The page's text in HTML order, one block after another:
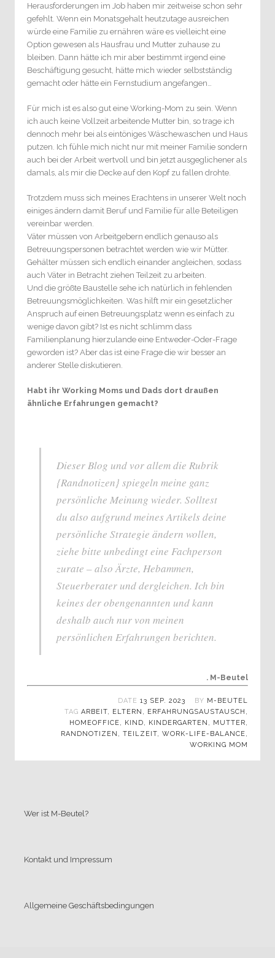
Herausforderungen im Job haben mir zeitweise schon sehr
gefehlt. Wenn ein Monatsgehalt heutzutage ausreichen
würde eine Familie zu ernähren wäre es vielleicht eine
Option gewesen als Hausfrau und Mutter zuhause zu
bleiben. Dann hätte ich mir aber bestimmt irgend eine
Beschäftigung gesucht, hätte mich wieder selbstständig
gemacht oder hätte ein Fernstudium angefangen…
Für mich ist es also gut eine Working-Mom zu sein. Wenn
ich auch keine Vollzeit arbeitende Mutter bin, so trage ich
dennoch mehr bei als eintöniges Wäschewaschen und Haus
putzen. Ich fühle mich nicht nur mit meiner Familie sondern
auch bei der Arbeit wertvoll und bin jetzt ausgeglichener als
damals, als mir die Decke auf den Kopf zu fallen drohte.
Trotzdem muss sich meines Erachtens in unserer Welt noch
einiges ändern damit Beruf und Familie für alle Beteiligen
vereinbar werden.
Väter müssen von Arbeitgebern endlich genauso als
Betreuungspersonen betrachtet werden wie wir Mütter.
Gehälter müssen sich endlich einander angleichen, sodass
auch Väter in Betracht ziehen Teilzeit zu arbeiten.
Und die größte Baustelle sehe ich natürlich in fehlenden
Betreuungsmöglichkeiten. Was hilft mir ein gesetzlicher
Anspruch auf einen Betreuungsplatz wenn es einfach zu
wenige davon gibt? Ist es nicht schlimm dass
Familienplanung hierzulande eine Entweder-Oder-Frage
geworden ist? Aber das ist eine Frage die wir besser an
anderer Stelle diskutieren.
Habt ihr Working Moms und Dads dort draußen
ähnliche Erfahrungen gemacht?
Dieser Blog und vor allem die Rubrik
{Randnotizen} spiegeln meine ganz
persönliche Meinung wieder. Solltest
du also aufgrund meines Artikels deine
persönliche Strategie ändern wollen,
ziehe bitte unbedingt eine Fachperson
zurate – also Ärzte, Hebammen,
Steuerberater und dergleichen. Ich bin
keines der obengenannten und kann
deshalb auch nur von meinen
persönlichen Erfahrungen berichten.
. M-Beutel
DATE 13 SEP. 2023 BY M-BEUTEL
TAG ARBEIT, ELTERN , ERFAHRUNGSAUSTAUSCH ,
HOMEOFFICE, KIND, KINDERGARTEN , MUTTER,
RANDNOTIZEN , TEILZEIT, WORK-LIFE-BALANCE,
WORKING MOM
Wer ist M-Beutel?
Kontakt und Impressum
Allgemeine Geschäftsbedingungen